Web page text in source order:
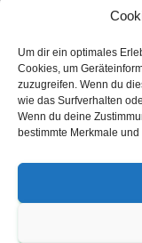
Um dir ein optimales
Cookies, um
zuzugreifen. Wenn du
wie das Surfverhalten
Wenn du deine
bestimmte Merkmale